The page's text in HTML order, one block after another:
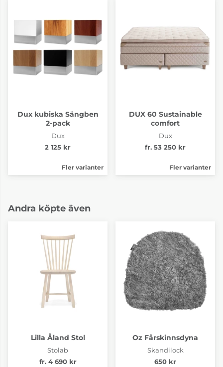
Dux kubiska Sängben
2-pack
Dux
2 125 kr
Fler varianter
DUX 60 Sustainable
comfort
Dux
fr. 53 250 kr
Fler varianter
Andra köpte även
Lilla Åland Stol
Stolab
fr. 4 690 kr
Oz Fårskinnsdyna
Skandilock
650 kr